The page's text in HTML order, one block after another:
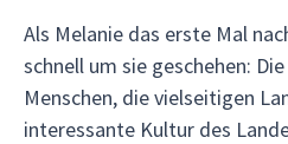
Als Melanie das erste Mal
schnell um sie geschehen:
Menschen, die vielseitigen
interessante Kultur des